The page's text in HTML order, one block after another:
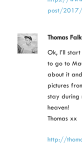
post/2017/
Thomas
Ok, I’ll
to go to
about it
pictures
stay during
heaven!
Thomas xx
http://